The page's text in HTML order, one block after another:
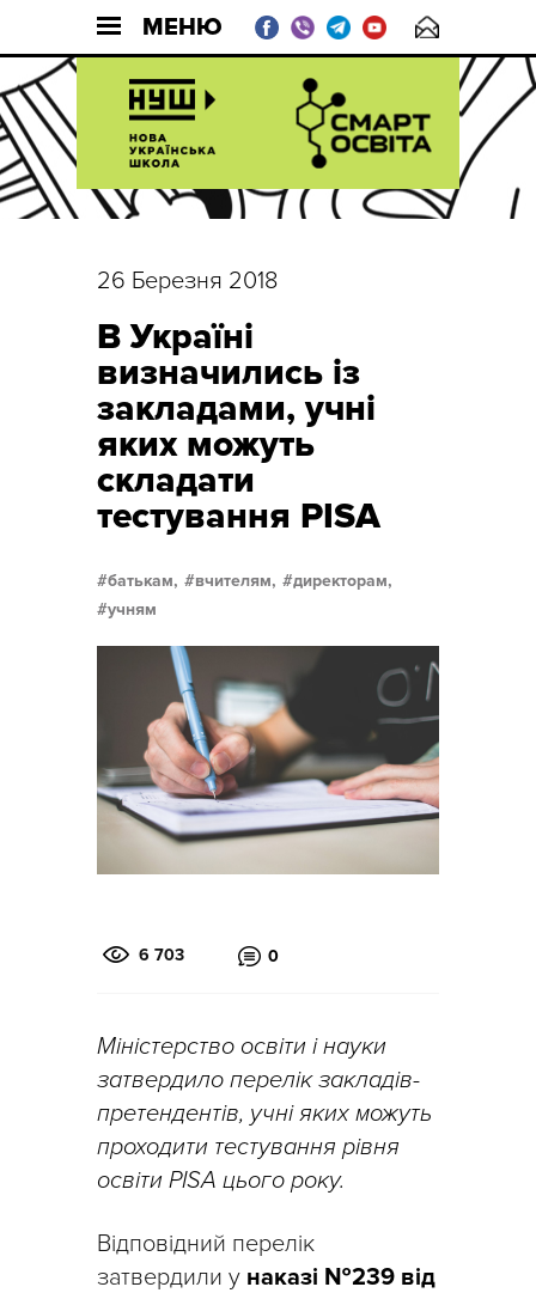
МЕНЮ
26 Березня 2018
В Україні
визначились із
закладами, учні
яких можуть
складати
тестування PISA
батькам, вчителям,
директорам,
учням
6 703 0
Міністерство освіти і науки
затвердило перелік закладів-
претендентів, учні яких можуть
проходити тестування рівня
освіти PISA цього року.
Відповідний перелік
затвердили у наказі №239 від